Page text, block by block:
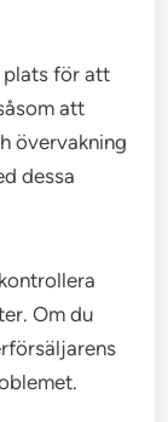
plats för att
att
övervakning
dessa
Om du